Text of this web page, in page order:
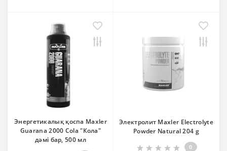
Энергетикалық қоспа Maxler
Guarana 2000 Cola "Кола"
дәмі бар, 500 мл
Электролит Maxler Electrolyte
Powder Natural 204 g
0